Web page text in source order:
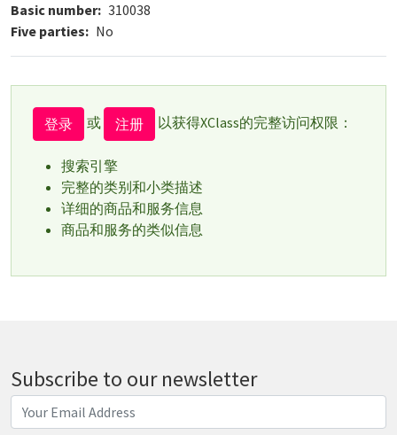
Basic number 310038
Five parties
No
登录 或 注册 以获得XClass的完整访问权限：
搜索引擎
完整的类别和小类描述
详细的商品和服务信息
商品和服务的类似信息
Subscribe to our newsletter